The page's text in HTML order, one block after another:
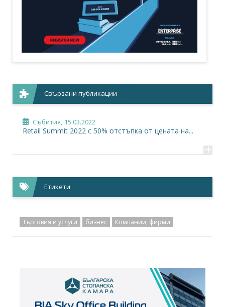
Свързани публикации
Събития, 15.03.2022
Retail Summit 2022 с 50% отстъпка от цената на...
+
Етикети
Търговия и услуги бизнес Компании, фирми